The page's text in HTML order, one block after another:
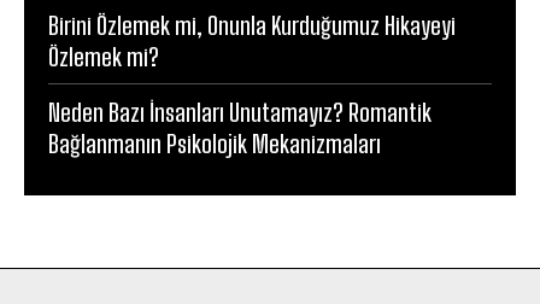
Birini Özlemek mi, Onunla Kurduğumuz Hikayeyi
Özlemek mi?
Neden Bazı İnsanları Unutamayız? Romantik
Bağlanmanın Psikolojik Mekanizmaları